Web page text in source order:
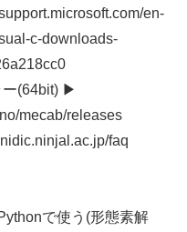
en-
c-downloads-
ー(64bit) ▶︎
mecab/releases
faq
で使う(形態素解